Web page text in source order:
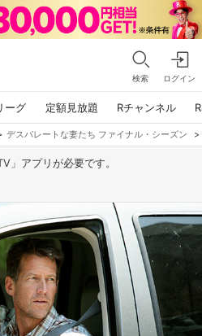
検索 ログイン
ーグ 定額見放題 Rチャンネル
デスパレートな妻たち ファイナル・シーズン >
」アプリが必要です。